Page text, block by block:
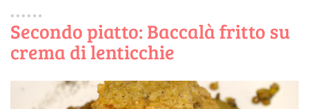
Secondo piatto: Baccalà fritto su
crema di lenticchie